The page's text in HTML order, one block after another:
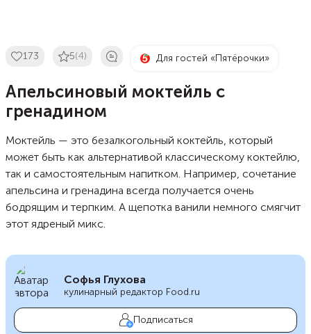
173 5(4) Для гостей «Пятёрочки»
Апельсиновый моктейль с
гренадином
Моктейль — это безалкогольный коктейль, который
может быть как альтернативой классическому коктейлю,
так и самостоятельным напитком. Например, сочетание
апельсина и гренадина всегда получается очень
бодрящим и терпким. А щепотка ванили немного смягчит
этот ядреный микс.
Софья Глухова
кулинарный редактор Food.ru
Подписаться